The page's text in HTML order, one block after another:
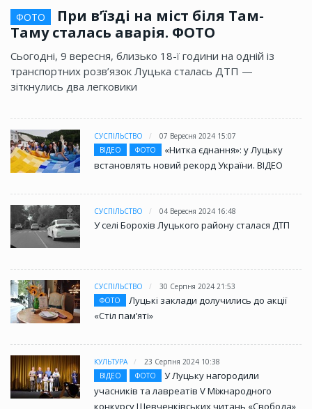
ФОТО
При в’їзді на міст біля Там-
Таму сталась аварія. ФОТО
Сьогодні, 9 вересня, близько 18-ї години на одній із
транспортних розв’язок Луцька сталась ДТП —
зіткнулись два легковики
СУСПІЛЬСТВО
07 Вересня 2024 15:07
ВІДЕО
ФОТО
«Нитка єднання»: у Луцьку
встановлять новий рекорд України. ВІДЕО
СУСПІЛЬСТВО 04 Вересня 2024 16:48
У селі Борохів Луцького району сталася ДТП
СУСПІЛЬСТВО
30 Серпня 2024 21:53
ФОТО
Луцькі заклади долучились до акції
«Стіл памʼяті»
КУЛЬТУРА
23 Серпня 2024 10:38
ВІДЕО
ФОТО
У Луцьку нагородили
учасників та лавреатів V Міжнародного
конкурсу Шевченківських читань «Свобода»